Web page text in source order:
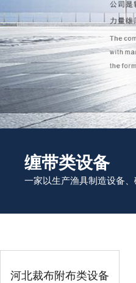
缠带类设备
一家以生产渔具制造设备
河北裁布附布类设备